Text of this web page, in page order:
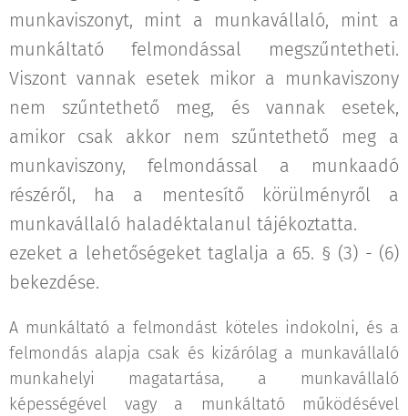
munkaviszonyt, mint a munkavállaló, mint a
munkáltató felmondással megszűntetheti.
Viszont vannak esetek mikor a munkaviszony
nem szűntethető meg, és vannak esetek,
amikor csak akkor nem szűntethető meg a
munkaviszony, felmondással a munkaadó
részéről, ha a mentesítő körülményről a
munkavállaló haladéktalanul tájékoztatta.
ezeket a lehetőségeket taglalja a 65. § (3) - (6)
bekezdése.
A munkáltató a felmondást köteles indokolni, és a
felmondás alapja csak és kizárólag a munkavállaló
munkahelyi magatartása, a munkavállaló
képességével vagy a munkáltató működésével